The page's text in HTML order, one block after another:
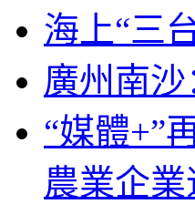
海上“三
廣州南
“媒體+”
農業企